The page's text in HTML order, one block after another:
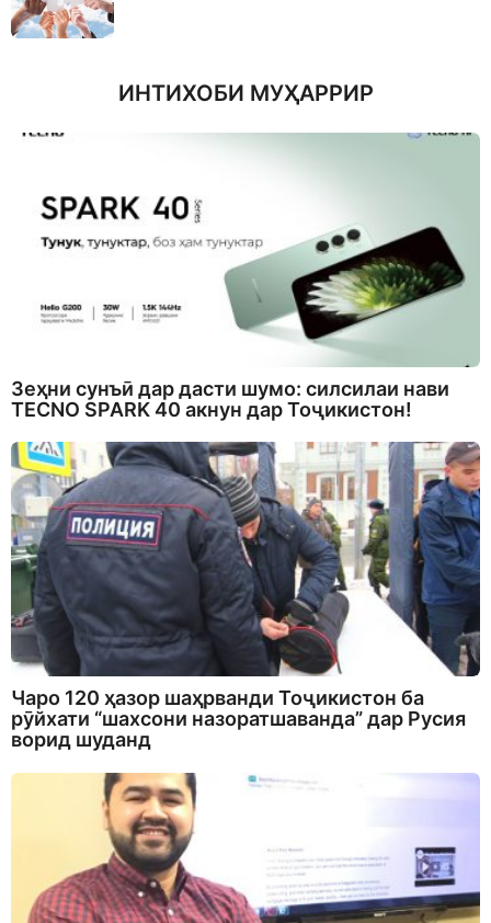
ИНТИХОБИ МУҲАРРИР
Зеҳни сунъӣ дар дасти шумо: силсилаи нави
TECNO SPARK 40 акнун дар Тоҷикистон!
Чаро 120 ҳазор шаҳрванди Тоҷикистон ба
рӯйхати “шахсони назоратшаванда” дар Русия
ворид шуданд